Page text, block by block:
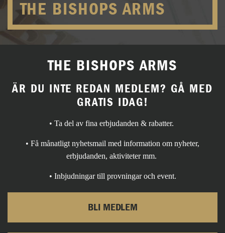
THE BISHOPS ARMS
THE BISHOPS ARMS
ÄR DU INTE REDAN MEDLEM? GÅ MED
GRATIS IDAG!
• Ta del av fina erbjudanden & rabatter.
• Få månatligt nyhetsmail med information om nyheter,
erbjudanden, aktiviteter mm.
• Inbjudningar till provningar och event.
BLI MEDLEM